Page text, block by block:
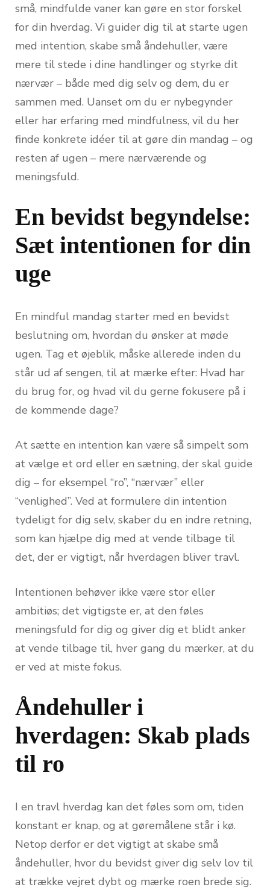
små, mindfulde vaner kan gøre en stor forskel
for din hverdag. Vi guider dig til at starte ugen
med intention, skabe små åndehuller, være
mere til stede i dine handlinger og styrke dit
nærvær – både med dig selv og dem, du er
sammen med. Uanset om du er nybegynder
eller har erfaring med mindfulness, vil du her
finde konkrete idéer til at gøre din mandag – og
resten af ugen – mere nærværende og
meningsfuld.
En bevidst begyndelse:
Sæt intentionen for din
uge
En mindful mandag starter med en bevidst
beslutning om, hvordan du ønsker at møde
ugen. Tag et øjeblik, måske allerede inden du
står ud af sengen, til at mærke efter: Hvad har
du brug for, og hvad vil du gerne fokusere på i
de kommende dage?
At sætte en intention kan være så simpelt som
at vælge et ord eller en sætning, der skal guide
dig – for eksempel “ro”, “nærvær” eller
“venlighed”. Ved at formulere din intention
tydeligt for dig selv, skaber du en indre retning,
som kan hjælpe dig med at vende tilbage til
det, der er vigtigt, når hverdagen bliver travl.
Intentionen behøver ikke være stor eller
ambitiøs; det vigtigste er, at den føles
meningsfuld for dig og giver dig et blidt anker
at vende tilbage til, hver gang du mærker, at du
er ved at miste fokus.
Åndehuller i
hverdagen: Skab plads
til ro
I en travl hverdag kan det føles som om, tiden
konstant er knap, og at gøremålene står i kø.
Netop derfor er det vigtigt at skabe små
åndehuller, hvor du bevidst giver dig selv lov til
at trække vejret dybt og mærke roen brede sig.